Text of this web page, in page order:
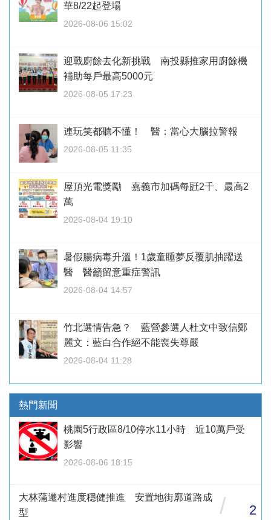
華8/22起登場
2026-08-06 15:02
迎戰廚餘去化新挑戰 南投縣推家用廚餘機
補助每戶最高5000元
2026-08-05 17:23
連玩笑都聽不懂！ 醫：當心大腦拉警報
2026-08-05 11:35
屋頂光電獎勵 嘉義市加碼每瓩2千、最高2
萬
2026-08-04 19:10
暑假腸病毒升溫！1歲童睡夢反覆肌抽躍送
醫 醫籲留意重症警訊
2026-08-04 14:57
竹北選情告急？ 藍營參選人杜文中致信鄭
麗文：藍白合作絕不能喪失尊嚴
2026-08-04 11:28
熱門新聞
桃園5行政區8/10停水11小時 近10萬戶受
影響
2026-08-06 18:15
大林蒲遷村進度穩健推進 安置地街廓道路成
型
/ 2